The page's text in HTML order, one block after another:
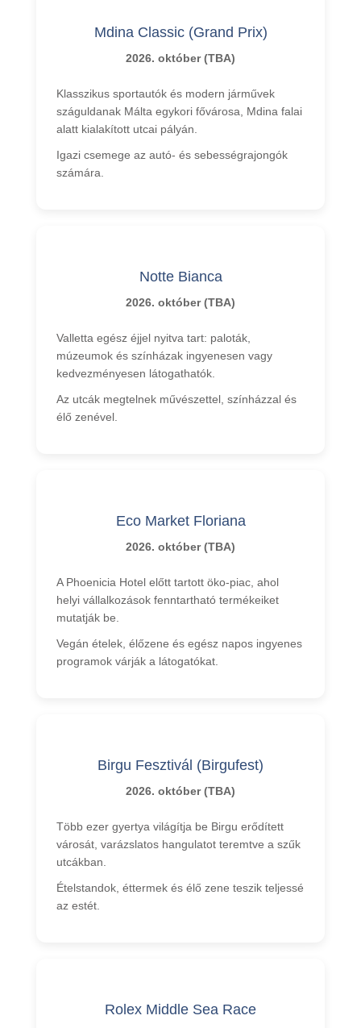
Mdina Classic (Grand Prix)
2026. október (TBA)
Klasszikus sportautók és modern járművek
száguldanak Málta egykori fővárosa, Mdina falai
alatt kialakított utcai pályán.
Igazi csemege az autó- és sebességrajongók
számára.
Notte Bianca
2026. október (TBA)
Valletta egész éjjel nyitva tart: paloták,
múzeumok és színházak ingyenesen vagy
kedvezményesen látogathatók.
Az utcák megtelnek művészettel, színházzal és
élő zenével.
Eco Market Floriana
2026. október (TBA)
A Phoenicia Hotel előtt tartott öko-piac, ahol
helyi vállalkozások fenntartható termékeiket
mutatják be.
Vegán ételek, élőzene és egész napos ingyenes
programok várják a látogatókat.
Birgu Fesztivál (Birgufest)
2026. október (TBA)
Több ezer gyertya világítja be Birgu erődített
városát, varázslatos hangulatot teremtve a szűk
utcákban.
Ételstandok, éttermek és élő zene teszik teljessé
az estét.
Rolex Middle Sea Race